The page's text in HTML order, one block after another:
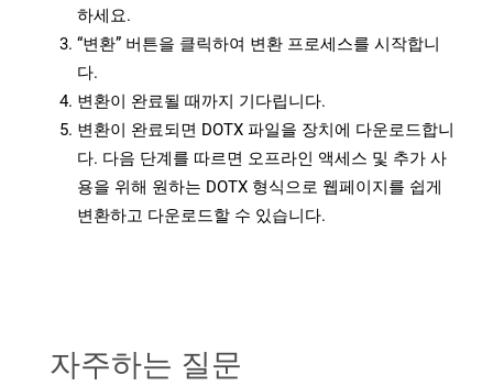
하세요.
“변환” 버튼을 클릭하여 변환 프로세스를 시작합니
다.
변환이 완료될 때까지 기다립니다.
변환이 완료되면 DOTX 파일을 장치에 다운로드합니
다. 다음 단계를 따르면 오프라인 액세스 및 추가 사
용을 위해 원하는 DOTX 형식으로 웹페이지를 쉽게
변환하고 다운로드할 수 있습니다.
자주하는 질문